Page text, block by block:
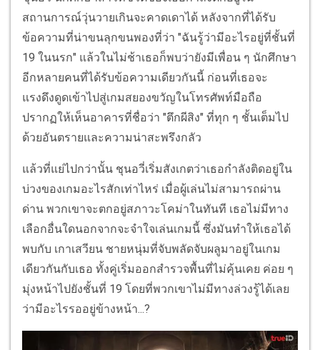
สถานการณ์วุ่นวายเกินจะคาดเดาได้ หลังจากที่ได้รับ
ข้อความที่น่าขนลุกขนพองที่ว่า "ฉันรู้ว่ามีอะไรอยู่ที่ชั้นที่
19 ในนรก" แล้วในไม่ช้าเธอก็พบว่ายังมีเพื่อน ๆ นักศึกษา
อีกหลายคนที่ได้รับข้อความเดียวกันนี้ ก่อนที่เธอจะ
แรงดึงดูดเข้าไปสู่เกมสยองขวัญในโทรศัพท์มือถือ
ปรากฏให้เห็นอาคารที่ชื่อว่า "ตึกผีสิง" ที่ทุก ๆ ชั้นเต็มไป
ด้วยอันตรายและความน่าสะพรึงกลัว
แล้วที่แย่ไปกว่านั้น ชุนอวี่เริ่มสังเกตว่าเธอกำลังติดอยู่ใน
บ่วงของเกมอะไรสักเท่าไหร่ เมื่อผู้เล่นไม่สามารถผ่าน
ด่าน พวกเขาจะตกอยู่สภาวะโคม่าในทันที เธอไม่มีทาง
เลือกอื่นใดนอกจากจะจำใจเล่นเกมนี้ ซึ่งมันทำให้เธอได้
พบกับ เกาเสวียน ชายหนุ่มที่จับพลัดจับผลูมาอยู่ในเกม
เดียวกันกับเธอ ทั้งคู่เริ่มออกสำรวจพื้นที่ไม่คุ้นเคย ค่อย ๆ
มุ่งหน้าไปยังชั้นที่ 19 โดยที่พวกเขาไม่มีทางล่วงรู้ได้เลย
ว่ามีอะไรรออยู่ข้างหน้า...?